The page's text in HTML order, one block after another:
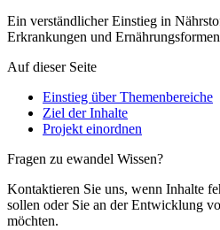
Ein verständlicher Einstieg in
Erkrankungen und
Auf dieser Seite
Einstieg über Themenbereiche
Ziel der Inhalte
Projekt einordnen
Fragen zu ewandel Wissen?
Kontaktieren Sie uns, wenn Inhalte
sollen oder Sie an der Entwicklung
möchten.